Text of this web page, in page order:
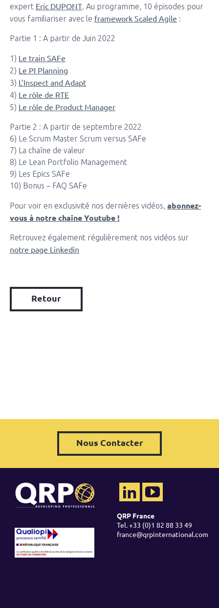
expert Eric DUPONT . Au programme, 10 épisodes pour
vous familiariser avec le framework Scaled Agile :
Partie 1 : A partir de Juin 2022
1) Le train SAFe
2) Le PI Planning
3) L’Inspect and Adapt
4) Le rôle de RTE
5) Le rôle de Product Manager
Partie 2 : A partir de septembre 2022
6) Le Scrum Master Scrum versus SAFe
7) La chaîne de valeur
8) Le Lean Portfolio Management
9) Les Epics SAFe
10) Bonus – FAQ SAFe
Pour voir en exclusivité nos dernières vidéos, abonnez-
vous à notre chaîne Youtube !
Retrouvez également régulièrement nos vidéos sur
notre page Linkedin
Retour
Nous Contacter
QRP France
Tel. +33 (0)1 82 88 33 49
france@qrpinternational.com